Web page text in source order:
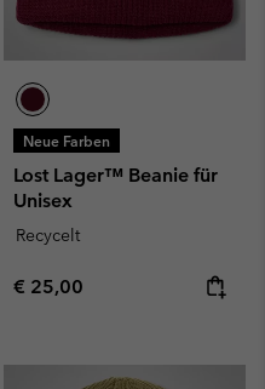
Neue Farben
Lost Lager™ Beanie für
Unisex
Recycelt
Regular price:
€ 25,00